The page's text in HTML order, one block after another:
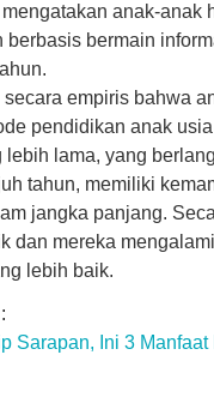
anak-anak
berbasis bermain
secara empiris bahwa
pendidikan anak
lebih lama, yang
tahun, memiliki
jangka panjang.
dan mereka
lebih baik.
Sarapan, Ini 3